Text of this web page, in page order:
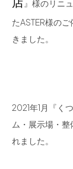
』様のリニ
たASTER様の
きました。
2021年1月『く
ム・展示場・
れました。